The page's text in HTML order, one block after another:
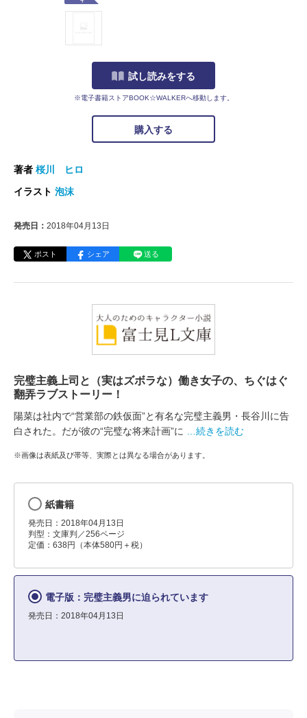
試し読みをする
※電子書籍ストアBOOK☆WALKERへ移動します。
購入する
著者 桜川 ヒロ
イラスト 泡沫
発売日： 2018年04月13日
ポスト シェア 送る
完璧主義上司と（実はズボラな）働き女子の、ちぐはぐ
翻弄ラブストーリー！
陽菜は社内で“営業部の鉄仮面”と有名な完璧主義男・長谷川に告
白された。だが彼の“完璧な将来計画”に
…続きを読む
※画像は表紙及び帯等、実際とは異なる場合があります。
紙書籍
発売日：2018年04月13日
判型：文庫判／256ページ
定価：638円（本体580円＋税）
電子版：完璧主義男に迫られています
発売日：2018年04月13日